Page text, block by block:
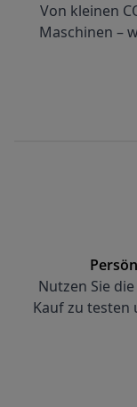
Von kleinen
Maschinen –
Nutzen Sie
Kauf zu testen